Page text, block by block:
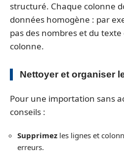
structuré. Chaque colonne
données homogène : par
pas des nombres et du
colonne.
Nettoyer et organiser
Pour une importation sans
conseils :
Supprimez les lignes et
erreurs.